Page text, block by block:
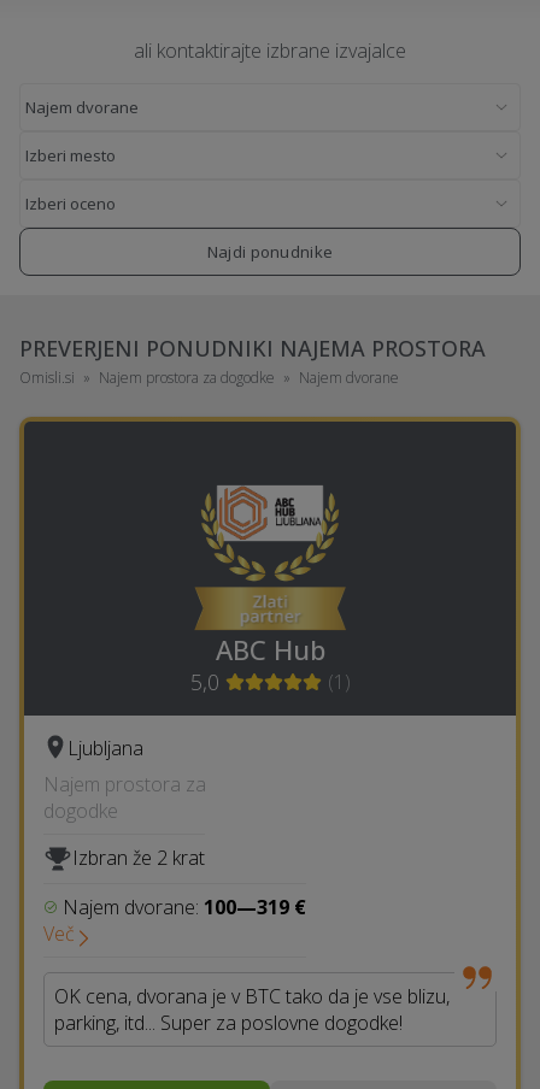
ali kontaktirajte izbrane izvajalce
Najdi ponudnike
PREVERJENI PONUDNIKI NAJEMA PROSTORA
Omisli.si Najem prostora za dogodke Najem dvorane
ABC Hub
5,0 (1 )
Ljubljana
Najem prostora za
dogodke
Izbran že 2 krat
Najem dvorane: 100—319 €
Več
OK cena, dvorana je v BTC tako da je vse blizu,
parking, itd... Super za poslovne dogodke!